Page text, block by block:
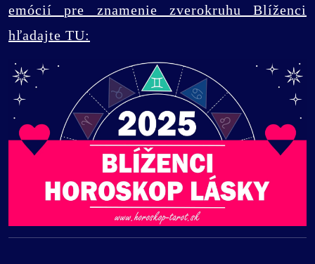
emócií pre znamenie zverokruhu Blíženci
hľadajte TU: